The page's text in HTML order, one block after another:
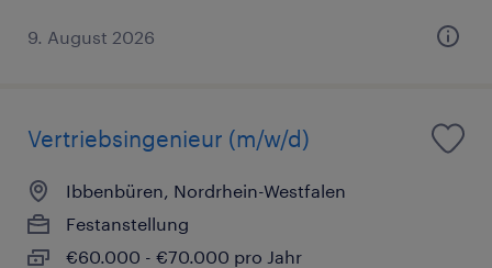
9. August 2026
Vertriebsingenieur (m/w/d)
Ibbenbüren, Nordrhein-Westfalen
Festanstellung
€60.000 - €70.000 pro Jahr